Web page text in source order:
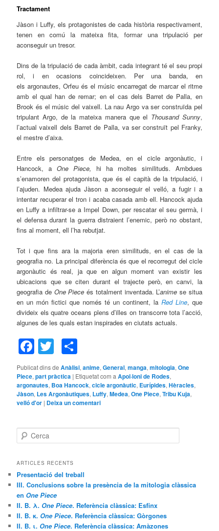
Tractament
Jàson i Luffy, els protagonistes de cada història respectivament,
tenen en comú la mateixa fita, formar una tripulació per
aconseguir un tresor.
Dins de la tripulació de cada àmbit, cada integrant té el seu propi
rol, i en ocasions coincideixen. Per una banda, en
els argonautes, Orfeu és el músic encarregat de marcar el ritme
amb el qual han de remar; en el cas dels Barret de Palla, en
Brook és el músic del vaixell. La nau Argo va ser construïda pel
tripulant Argo, de la mateixa manera que el Thousand Sunny,
l’actual vaixell dels Barret de Palla, va ser construït pel Franky,
el mestre d’aixa.
Entre els personatges de Medea, en el cicle argonàutic, i
Hancock, aOne Piece,
hi ha moltes similituds. Ambdues
s’enamoren del protagonista, que és el capità de la tripulació, i
l’ajuden. Medea ajuda Jàson a aconseguir el velló, a fugir i a
intentar recuperar el tron i acaba casada amb ell. Hancock ajuda
en Luffy a infiltrar-se a Impel Down, per rescatar el seu germà, i
el defensa durant la guerra distraient l’enemic, però no obstant,
fins al moment, ell l’ha rebutjat.
Tot i que fins ara la majoria eren similituds, en el cas de la
geografia no. La principal diferència és que el recorregut del cicle
argonàutic és real, ja que en algun moment van existir les
ubicacions que se citen durant el trajecte però, en canvi, la
geografia de One Piece és totalment inventada. L’anime se situa
en un món fictici que només té un continent, la Red Line, que
divideix els quatre oceans plens d’illes on transcorre tota l’acció,
algunes de les quals estan inspirades en ciutats actuals.
Facebook
Twitter
Publicat dins de Anàlisi,anime,General,manga,mitologia,One
Piece,part pràctica | Etiquetat com a Apol·loni de Rodes,
argonautes, Boa Hancock,cicle argonàutic, Eurípides,Hèracles,
Jàson, Les Argonàutiques, Luffy,Medea,One Piece,Tribu Kuja,
velló d'or | Deixa un comentari
e
c
ARTICLES RECENTS
Presentació del treball
III. Conclusions sobre la presència de la mitologia clàssica
en One Piece
II. B. λ. One Piece. Referència clàssica: Esfinx
II. B. κ. One Piece. Referència clàssica: Gòrgones
II. B. ι. One Piece. Referència clàssica: Amàzones